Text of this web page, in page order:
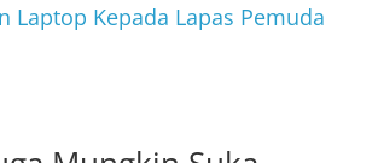
Laptop Kepada Lapas Pemuda